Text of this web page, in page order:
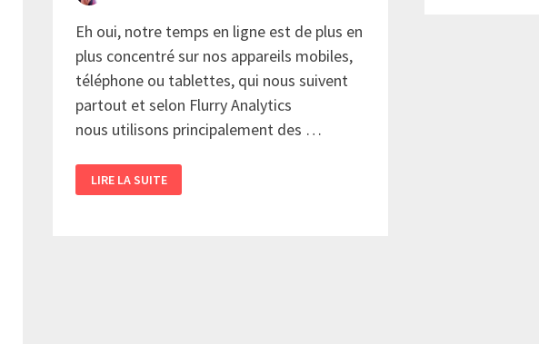
Eh oui, notre temps en ligne est de plus en
plus concentré sur nos appareils mobiles,
téléphone ou tablettes, qui nous suivent
partout et selon Flurry Analytics
nous utilisons principalement des …
CANADA
86
LIRE LA SUITE